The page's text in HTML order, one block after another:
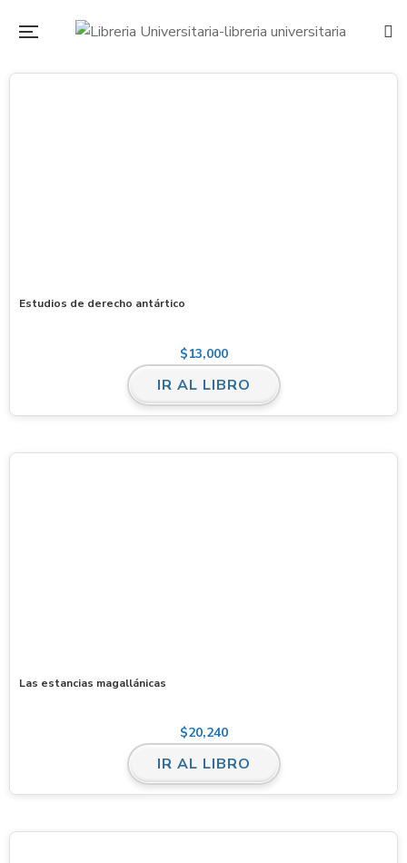
Estudios de derecho antártico
$13,000
IR AL LIBRO
Las estancias magallánicas
$20,240
IR AL LIBRO